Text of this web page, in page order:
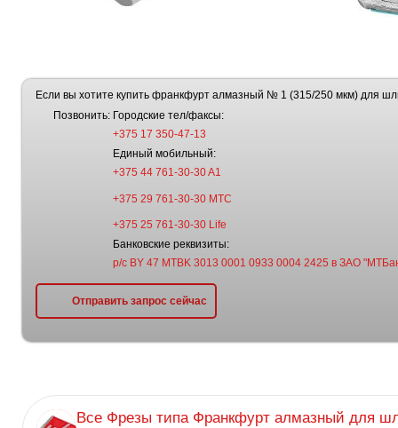
Если вы хотите купить франкфурт алмазный № 1 (315/250 мкм) для
Позвонить: Городские тел/факсы:
+375 17 350-47-13
Единый мобильный:
+375 44 761-30-30 A1
+375 29 761-30-30 МТС
+375 25 761-30-30 Life
Банковские реквизиты:
р/с BY 47 MTBK 3013 0001 0933 0004 2425 в ЗАО
Отправить запрос сейчас
Все Фрезы типа Франкфурт алмазный для